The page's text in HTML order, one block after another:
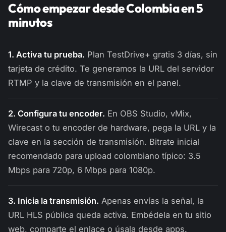
Cómo empezar desde Colombia en 5
minutos
1. Activa tu prueba. Plan TestDrive+ gratis 3 días, sin
tarjeta de crédito. Te generamos la URL del servidor
RTMP y la clave de transmisión en el panel.
2. Configura tu encoder. En OBS Studio, vMix,
Wirecast o tu encoder de hardware, pega la URL y la
clave en la sección de transmisión. Bitrate inicial
recomendado para upload colombiano típico: 3.5
Mbps para 720p, 6 Mbps para 1080p.
3. Inicia la transmisión. Apenas envías la señal, la
URL HLS pública queda activa. Embédela en tu sitio
web, comparte el enlace o úsala desde apps.